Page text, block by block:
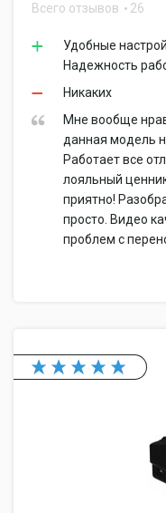
Всего отзывов 26
Удобные
Надежность
Никаких
Мне вообще
данная модель
Работает все
лояльный
приятно!
просто. Видео
проблем с